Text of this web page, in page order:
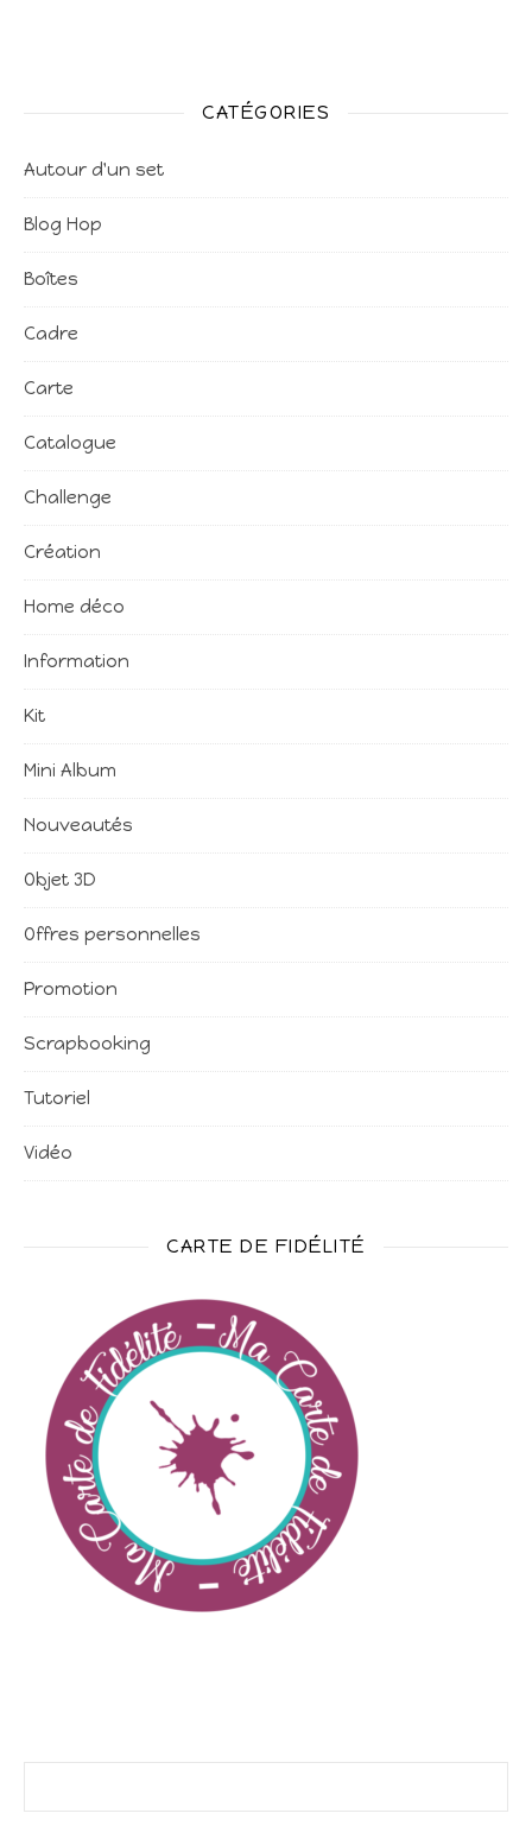
CATÉGORIES
Autour d'un set
Blog Hop
Boîtes
Cadre
Carte
Catalogue
Challenge
Création
Home déco
Information
Kit
Mini Album
Nouveautés
Objet 3D
Offres personnelles
Promotion
Scrapbooking
Tutoriel
Vidéo
CARTE DE FIDÉLITÉ